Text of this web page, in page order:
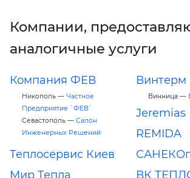
Компании,
аналогичные услуги
Компания ФЕВ
Никополь — Частное
Предприятие `ФЕВ`
Севастополь — Салон
Инженерных Решений
Винтерм
Винница —
Jeremias
REMIDA
Теплосервис Киев
Мир Тепла
ВК